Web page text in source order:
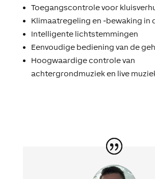
Toegangscontrole voor
Klimaatregeling en -bewaking in
Intelligente lichtstemmingen
Eenvoudige bediening van de
Hoogwaardige controle van
achtergrondmuziek en live